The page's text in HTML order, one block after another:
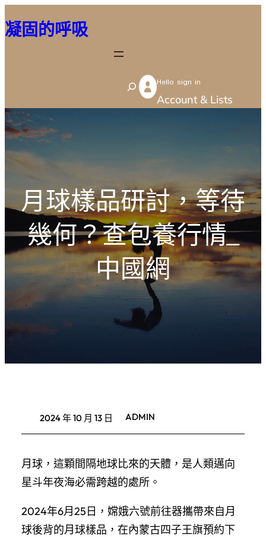
至
容
凝固的呼吸
S
e
Hello sign in
Account & Lists
月球樣品研討，等待
幾何？查包養行情_
中國網
2024 年 10 月 13 日 ADMIN
月球，這顆間隔地球比來的天體，是人類邁向
星斗年夜海必需跨越的處所。
2024年6月25日，嫦娥六號前往器攜帶來自月
球後背的月球樣品，在內蒙古四子王旗預約下